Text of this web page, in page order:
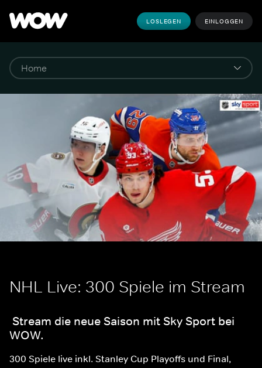
LOSLEGEN EINLOGGEN
NHL Live: 300 Spiele im Stream
Stream die neue Saison mit Sky Sport bei
WOW.
300 Spiele live inkl. Stanley Cup Playoffs und Final,